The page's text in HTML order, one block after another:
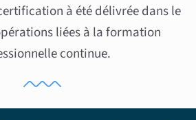
à été délivrée dans le
liées à la formation
continue.